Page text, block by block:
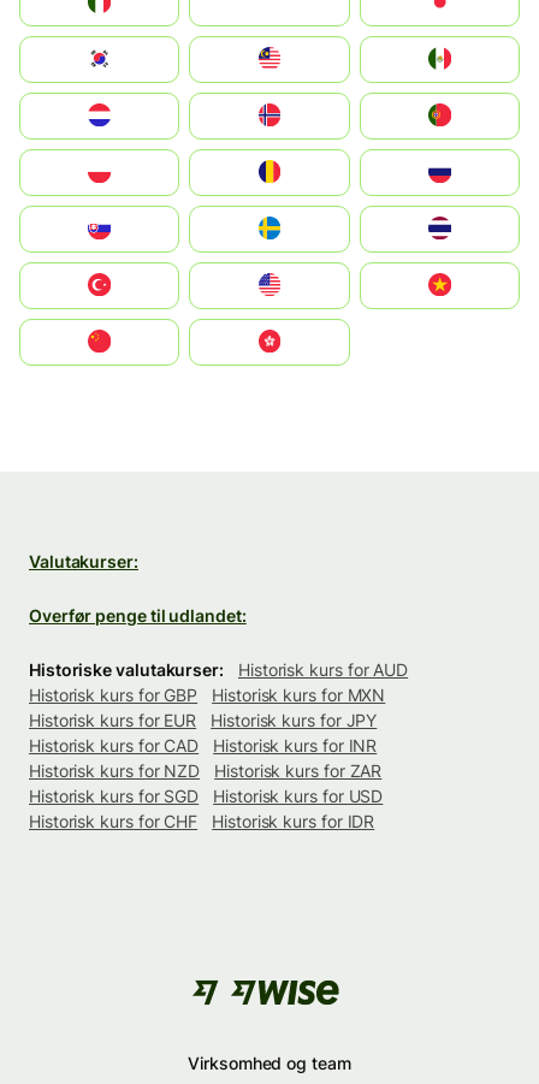
South Korea
United States
中國香港特別行政區
Valutakurser:
Overfør penge til udlandet:
Historiske valutakurser:
Historisk kurs for AUD
Historisk kurs for GBP
Historisk kurs for MXN
Historisk kurs for EUR
Historisk kurs for JPY
Historisk kurs for CAD
Historisk kurs for INR
Historisk kurs for NZD
Historisk kurs for ZAR
Historisk kurs for SGD
Historisk kurs for USD
Historisk kurs for CHF
Historisk kurs for IDR
Virksomhed og team